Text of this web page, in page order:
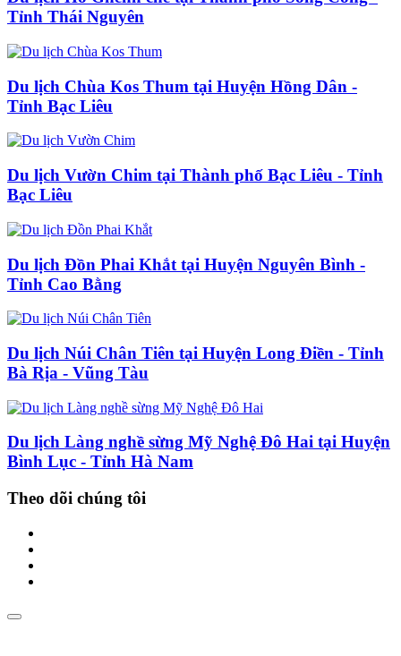
Tỉnh Thái Nguyên
Du lịch Chùa Kos Thum tại Huyện Hồng Dân -
Tỉnh Bạc Liêu
Du lịch Vườn Chim tại Thành phố Bạc Liêu - Tỉnh
Bạc Liêu
Du lịch Đồn Phai Khắt tại Huyện Nguyên Bình -
Tỉnh Cao Bằng
Du lịch Núi Chân Tiên tại Huyện Long Điền - Tỉnh
Bà Rịa - Vũng Tàu
Du lịch Làng nghề sừng Mỹ Nghệ Đô Hai tại Huyện
Bình Lục - Tỉnh Hà Nam
Theo dõi chúng tôi